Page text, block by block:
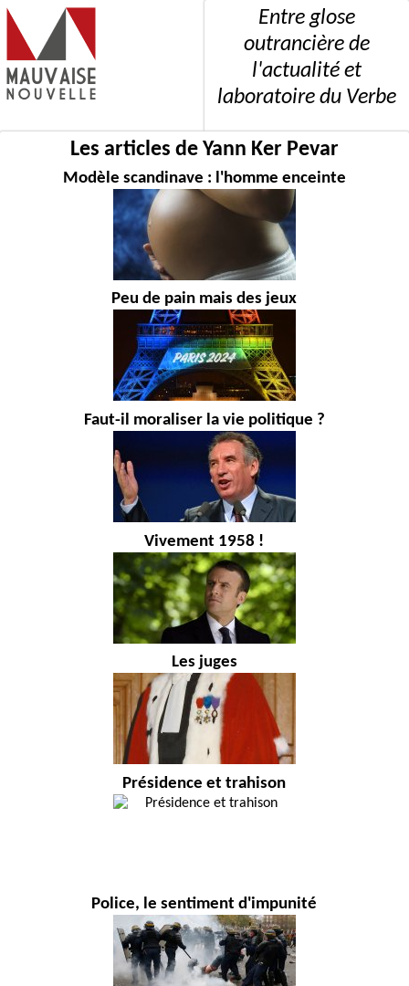
Entre glose
outrancière de
l'actualité et
laboratoire du Verbe
Les articles de Yann Ker Pevar
Modèle scandinave : l'homme enceinte
Peu de pain mais des jeux
Faut-il moraliser la vie politique ?
Vivement 1958 !
Les juges
Présidence et trahison
Police, le sentiment d'impunité